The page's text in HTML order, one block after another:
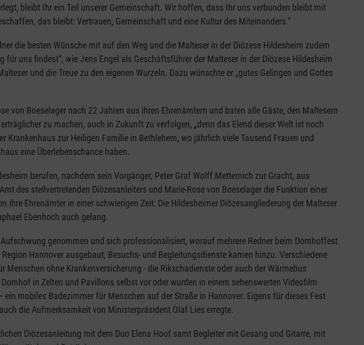
bleibt Ihr ein Teil unserer Gemeinschaft. Wir hoffen, dass Ihr uns verbunden bleibt mit
das bleibt: Vertrauen, Gemeinschaft und eine Kultur des Miteinanders.“
die besten Wünsche mit auf den Weg und die Malteser in der Diözese Hildesheim zudem
uns findest“, wie Jens Engel als Geschäftsführer der Malteser in der Diözese Hildesheim
und die Treue zu den eigenen Wurzeln. Dazu wünschte er „gutes Gelingen und Gottes
von Boeselager nach 22 Jahren aus ihren Ehrenämtern und baten alle Gäste, den Maltesern
zu machen, auch in Zukunft zu verfolgen, „denn das Elend dieser Welt ist noch
Krankenhaus zur Heiligen Familie in Bethlehem, wo jährlich viele Tausend Frauen und
eine Überlebenschance haben.
berufen, nachdem sein Vorgänger, Peter Graf Wolff Metternich zur Gracht, aus
des stellvertretenden Diözesanleiters und Marie-Rose von Boeselager die Funktion einer
Ehrenämter in einer schwierigen Zeit: Die Hildesheimer Diözesangliederung der Malteser
Ebenhoch auch gelang.
genommen und sich professionalisiert, worauf mehrere Redner beim Domhoffest
Hannover ausgebaut, Besuchs- und Begleitungsdienste kamen hinzu. Verschiedene
ohne Krankenversicherung - die Rikschadienste oder auch der Wärmebus
in Zelten und Pavillons selbst vor oder wurden in einem sehenswerten Videofilm
mobiles Badezimmer für Menschen auf der Straße in Hannover. Eigens für dieses Fest
die Aufmerksamkeit von Ministerpräsident Olaf Lies erregte.
Diözesanleitung mit dem Duo Elena Hoof samt Begleiter mit Gesang und Gitarre, mit